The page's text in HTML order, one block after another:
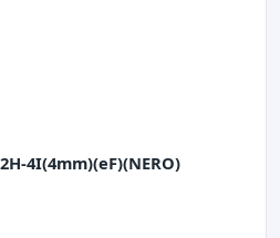
4I(4mm)(eF)(NERO)